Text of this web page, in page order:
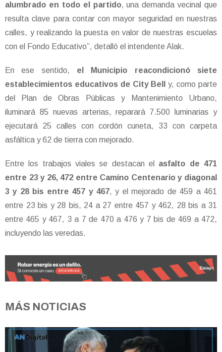
alumbrado en todo el partido, una demanda vecinal que
resulta clave para contar con mayor seguridad en nuestras
calles, y realizando la puesta en valor de nuestras escuelas
con el Fondo Educativo”, detalló el intendente Alak.
En ese sentido, el Municipio reacondicionó siete
establecimientos educativos de City Bell
y, como parte
del Plan de Obras Públicas y Mantenimiento Urbano,
iluminará 85 nuevas arterias, reparará 7.500 luminarias y
ejecutará 25 calles con cordón cuneta, 33 con carpeta
asfáltica y 62 de tierra con mejorado.
Entre los trabajos viales se destacan el asfalto de 471
entre 23 y 26, 472 entre Camino Centenario y diagonal
3 y 28 bis entre 457 y 467, y el mejorado de 459 a 461
entre 23 bis y 28 bis, 24 a 27 entre 457 y 462, 28 bis a 31
entre 465 y 467, 3 a 7 de 470 a 476 y 7 bis de 469 a 472,
incluyendo las veredas.
MÁS NOTICIAS